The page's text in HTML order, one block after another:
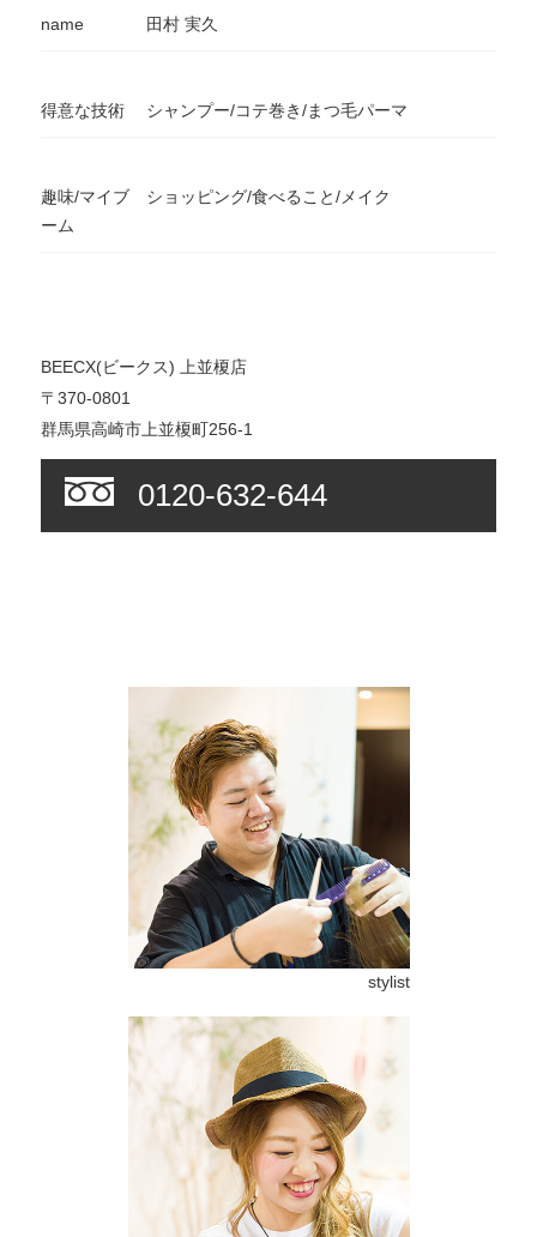
name 田村 実久
得意な技術 シャンプー/コテ巻き/まつ毛パーマ
趣味/マイブ
ーム
ショッピング/食べること/メイク
BEECX(ビークス) 上並榎店
〒370-0801
群馬県高崎市上並榎町256-1
0120-632-644
stylist